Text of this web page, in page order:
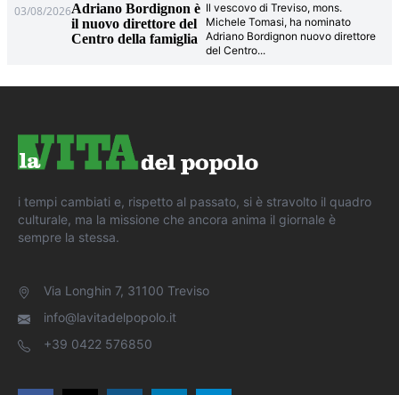
03/08/2026Adriano Bordignon è
il nuovo direttore del
Centro della famiglia
Il vescovo di Treviso, mons.
Michele Tomasi, ha nominato
Adriano Bordignon nuovo direttore
del Centro...
i tempi cambiati e, rispetto al passato, si è stravolto il quadro
culturale, ma la missione che ancora anima il giornale è
sempre la stessa.
Via Longhin 7, 31100 Treviso
info@lavitadelpopolo.it
+39 0422 576850